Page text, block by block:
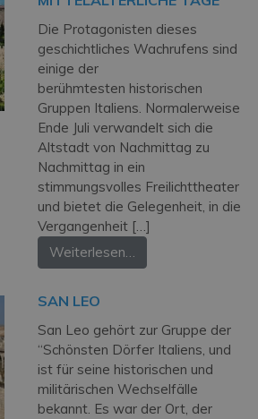
Die Protagonisten dieses
geschichtliches Wachrufens sind
einige der
berühmtesten historischen
Gruppen Italiens. Normalerweise
Ende Juli verwandelt sich die
Altstadt von Nachmittag zu
Nachmittag in ein
stimmungsvolles Freilichttheater
und bietet die Gelegenheit, in die
Vergangenheit […]
Weiterlesen…
SAN LEO
San Leo gehört zur Gruppe der
“Schönsten Dörfer Italiens, und
ist für seine historischen und
militärischen Wechselfälle
bekannt. Es war der Ort, der